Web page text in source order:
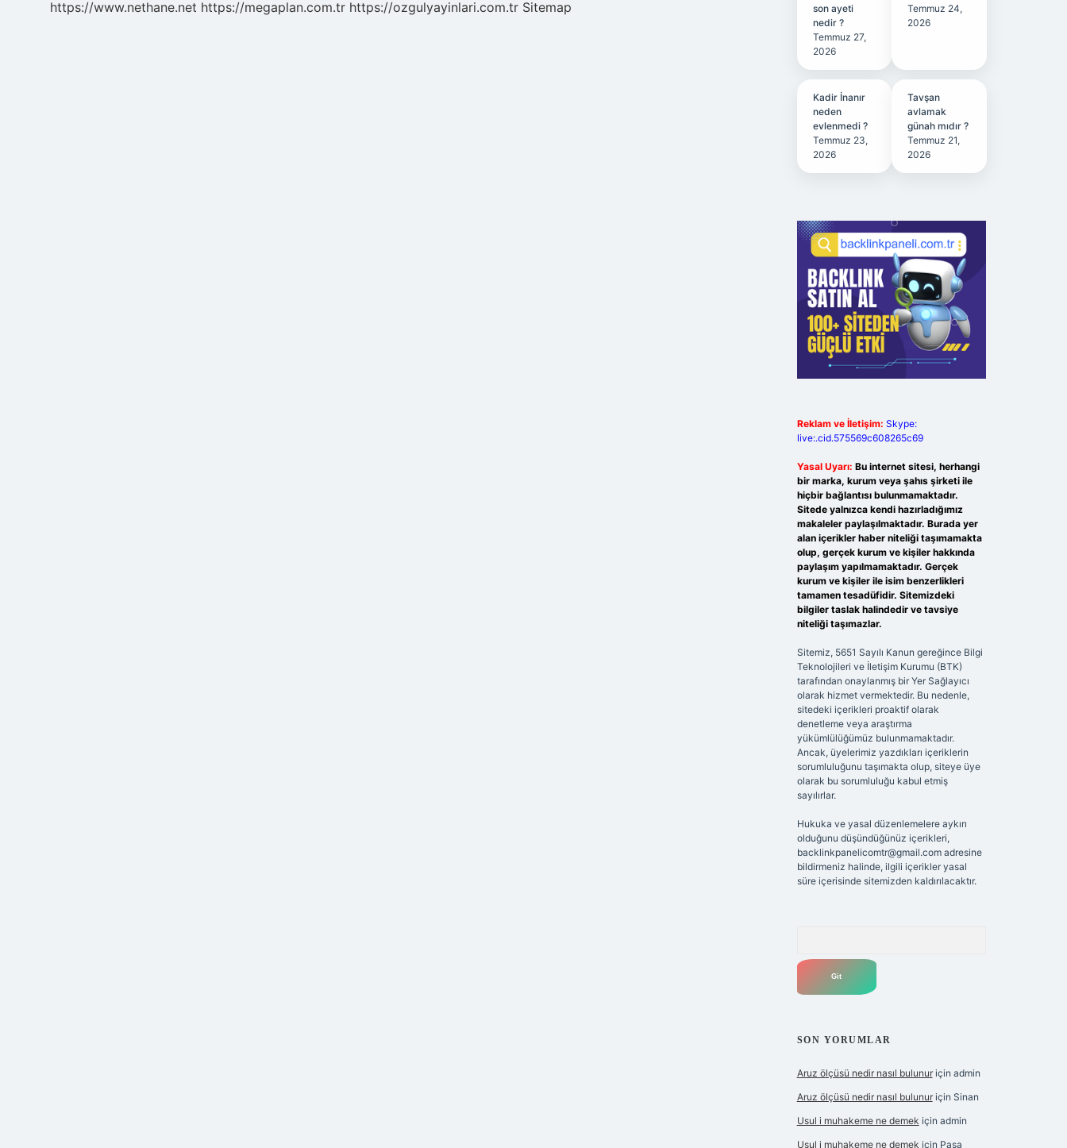
https://www.nethane.net https://megaplan.com.tr https://ozgulyayinlari.com.tr Sitemap
son ayeti
nedir ?
Temmuz 27,
2026
Temmuz 24,
2026
Kadir İnanır
neden
evlenmedi ?
Temmuz 23,
2026
Tavşan
avlamak
günah mıdır ?
Temmuz 21,
2026
Reklam ve İletişim: Skype:
live:.cid.575569c608265c69
Yasal Uyarı: Bu internet sitesi, herhangi
bir marka, kurum veya şahıs şirketi ile
hiçbir bağlantısı bulunmamaktadır.
Sitede yalnızca kendi hazırladığımız
makaleler paylaşılmaktadır. Burada yer
alan içerikler haber niteliği taşımamakta
olup, gerçek kurum ve kişiler hakkında
paylaşım yapılmamaktadır. Gerçek
kurum ve kişiler ile isim benzerlikleri
tamamen tesadüfidir. Sitemizdeki
bilgiler taslak halindedir ve tavsiye
niteliği taşımazlar.
Sitemiz, 5651 Sayılı Kanun gereğince Bilgi
Teknolojileri ve İletişim Kurumu (BTK)
tarafından onaylanmış bir Yer Sağlayıcı
olarak hizmet vermektedir. Bu nedenle,
sitedeki içerikleri proaktif olarak
denetleme veya araştırma
yükümlülüğümüz bulunmamaktadır.
Ancak, üyelerimiz yazdıkları içeriklerin
sorumluluğunu taşımakta olup, siteye üye
olarak bu sorumluluğu kabul etmiş
sayılırlar.
Hukuka ve yasal düzenlemelere aykırı
olduğunu düşündüğünüz içerikleri,
backlinkpanelicomtr@gmail.comadresine
bildirmeniz halinde, ilgili içerikler yasal
süre içerisinde sitemizden kaldırılacaktır.
SON YORUMLAR
Aruz ölçüsü nedir nasıl bulunuriçin admin
Aruz ölçüsü nedir nasıl bulunuriçin Sinan
Usul i muhakeme ne demek için admin
Usul i muhakeme ne demek için Paşa